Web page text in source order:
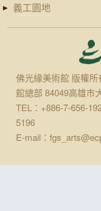
義工園地
佛光緣美術館 版權
館總部 84049高雄市
TEL：+886-7-656-
5196
E-mail：